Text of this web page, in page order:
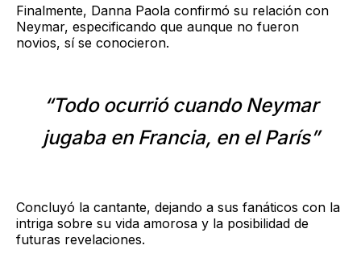
Finalmente, Danna Paola confirmó su relación con
Neymar, especificando que aunque no fueron
novios, sí se conocieron.
“Todo ocurrió cuando Neymar
jugaba en Francia, en el París”
Concluyó la cantante, dejando a sus fanáticos con la
intriga sobre su vida amorosa y la posibilidad de
futuras revelaciones.